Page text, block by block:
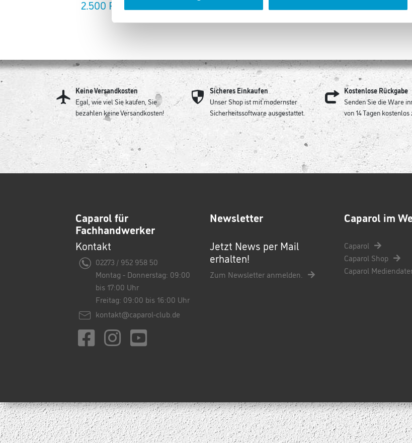
2.500 Punkte
Keine Versandkosten
Egal, wie viel Sie kaufen, Sie
bezahlen keine Versandkosten!
Sicheres Einkaufen
Unser Shop ist mit modernster
Sicherheitssoftware ausgestattet.
Kostenlose Rückgabe
Senden Sie die Ware
von 14 Tagen
Caparol für
Fachhandwerker
Kontakt
02273 / 952 958 50
Montag - Donnerstag: 09:00
bis 17:00 Uhr
Freitag: 09:00 bis 16:00 Uhr
kontakt@caparol-club.de
Newsletter
Jetzt News per Mail
erhalten!
Zum Newsletter anmelden.
Caparol im
Caparol
Caparol Shop
Caparol